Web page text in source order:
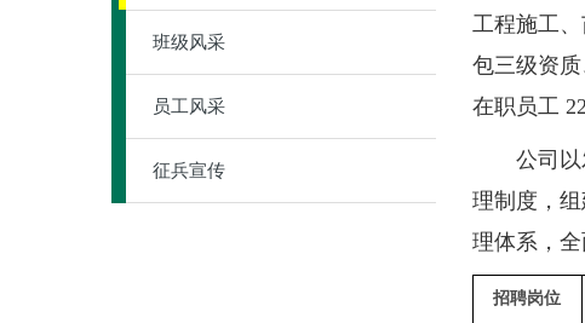
班级风采
员工风采
征兵宣传
工程施工
包三级资
在职员工
公司以发
理制度，组
理体系，
招聘岗位